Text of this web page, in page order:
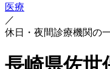
医療
／
休日・夜間診療機関の